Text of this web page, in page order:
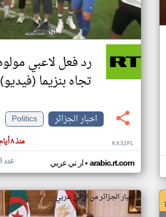
رد فعل لاعبي
تجاه بنزيما (فيديو)
اخبار الجزائر
Politics
منذ ٨ أيام KX32FL
ار تي عربي• arabic.rt.com عدد
اخبار الجزائر من ار تي عربي